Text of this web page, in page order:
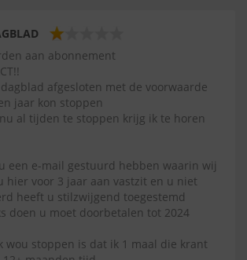
aan abonnement
afgesloten met de voorwaarde
jaar kon stoppen
al tijden te stoppen krijg ik te horen
een e-mail gestuurd hebben waarin wij
hier voor 3 jaar aan vastzit en u niet
heeft u stilzwijgend toegestemd
doen u moet doorbetalen tot 2024
wou stoppen is dat ik 1 maal die krant